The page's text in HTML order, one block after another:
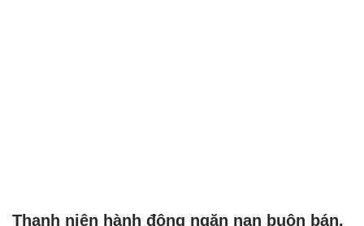
Thanh niên hành động ngăn nạn buôn bán,